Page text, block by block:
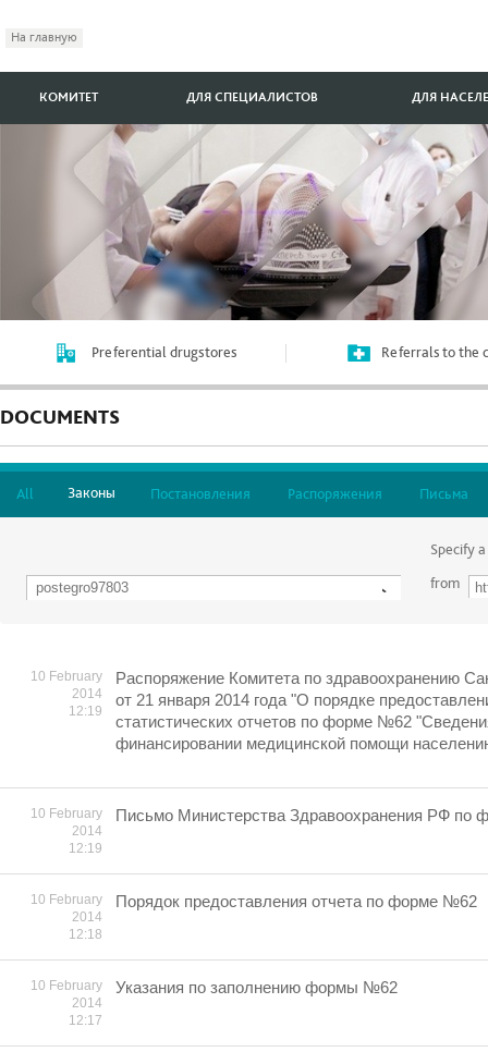
На главную
КОМИТЕТ ДЛЯ СПЕЦИАЛИСТОВ ДЛЯ
Preferential drugstores Referrals to the
DOCUMENTS
All Законы Постановления Распоряжения Письма
Specify
from
10 February
2014
12:19
Распоряжение Комитета по здравоохранению
от 21 января 2014 года "О порядке
статистических отчетов по форме №62
финансировании медицинской помощи
10 February
2014
12:19
Письмо Министерства Здравоохранения РФ по
10 February
2014
12:18
Порядок предоставления отчета по форме №62
10 February
2014
12:17
Указания по заполнению формы №62